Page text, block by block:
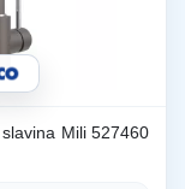
slavina Mili 527460